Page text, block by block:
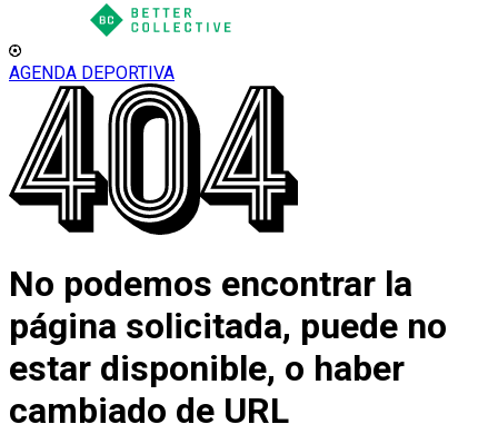
AGENDA DEPORTIVA
No podemos encontrar la
página solicitada, puede no
estar disponible, o haber
cambiado de URL